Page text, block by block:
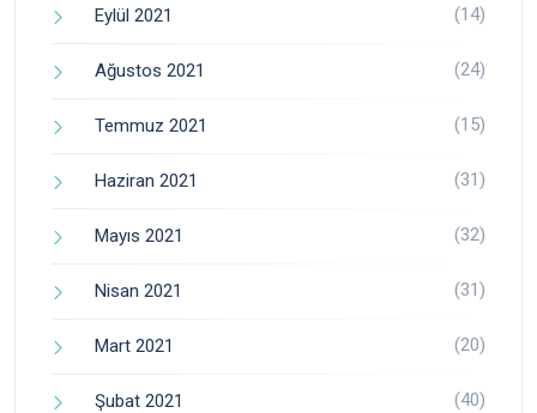
Eylül 2021 (14)
Ağustos 2021 (24)
Temmuz 2021 (15)
Haziran 2021 (31)
Mayıs 2021 (32)
Nisan 2021 (31)
Mart 2021 (20)
Şubat 2021 (40)